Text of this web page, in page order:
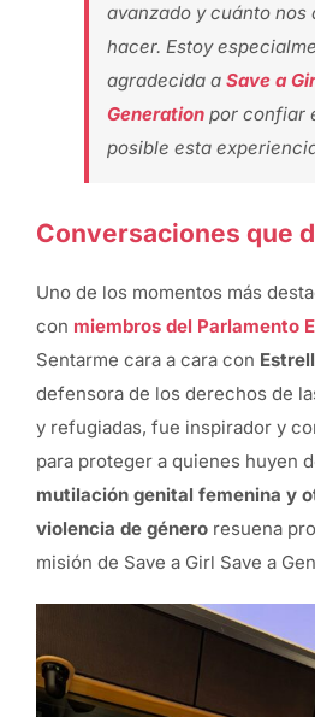
avanzado y cuánto nos
hacer. Estoy
agradecida a Save a
Generation por confiar
posible esta
Conversaciones que
Uno de los momentos más
con miembros del Parlamento
Sentarme cara a cara con
defensora de los derechos de
y refugiadas, fue inspirador y
para proteger a quienes huyen
mutilación genital femenina y
violencia de género resuena
misión de Save a Girl Save a